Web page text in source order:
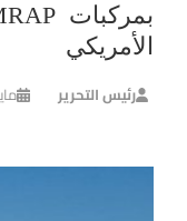
الأمريكي
رئيس التحرير مايو